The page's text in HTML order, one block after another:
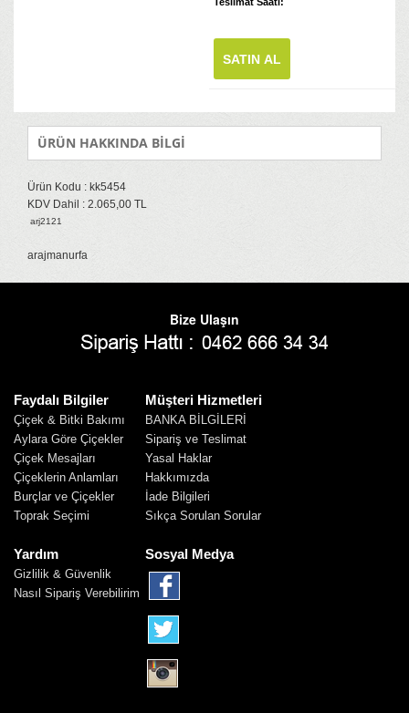
SATIN AL
ÜRÜN HAKKINDA BİLGİ
Ürün Kodu : kk5454
KDV Dahil : 2.065,00 TL
arj2121
arajmanurfa
Bize Ulaşın
Faydalı Bilgiler
Çiçek & Bitki Bakımı
Aylara Göre Çiçekler
Çiçek Mesajları
Çiçeklerin Anlamları
Burçlar ve Çiçekler
Toprak Seçimi
Müşteri Hizmetleri
BANKA BİLGİLERİ
Sipariş ve Teslimat
Yasal Haklar
Hakkımızda
İade Bilgileri
Sıkça Sorulan Sorular
Yardım
Gizlilik & Güvenlik
Nasıl Sipariş Verebilirim
Sosyal Medya